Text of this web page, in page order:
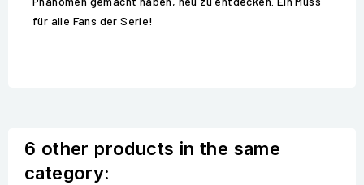
für alle Fans der Serie!
6 other products in the same
category: